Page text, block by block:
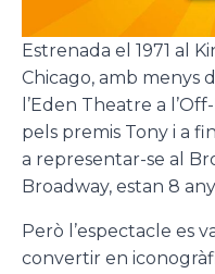
Estrenada el 1971 al
Chicago, amb menys
l’Eden Theatre a
pels premis Tony i a
a representar-se al
Broadway, estan 8
Però l’espectacle es
convertir en